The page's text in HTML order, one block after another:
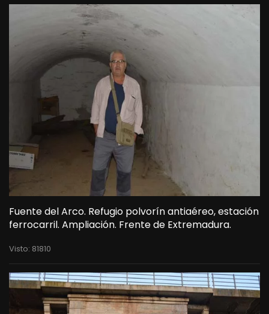
Fuente del Arco. Refugio polvorín antiaéreo, estación
ferrocarril. Ampliación. Frente de Extremadura.
Visto: 81810